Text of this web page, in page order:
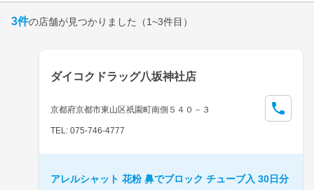
取扱店検索はこちら
3件の店舗が見つかりました （1~3件目）
ダイコクドラッグ八坂神社店
京都府京都市東山区祇園町南側５４０－３
TEL: 075-746-4777
アレルシャット 花粉 鼻でブロック チューブ入 30日分